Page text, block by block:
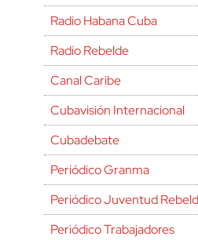
Radio Habana Cuba
Radio Rebelde
Canal Caribe
Cubavisión Internacional
Cubadebate
Periódico Granma
Periódico Juventud
Periódico Trabajadores